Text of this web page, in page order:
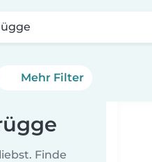
Mehr Filter
Finde